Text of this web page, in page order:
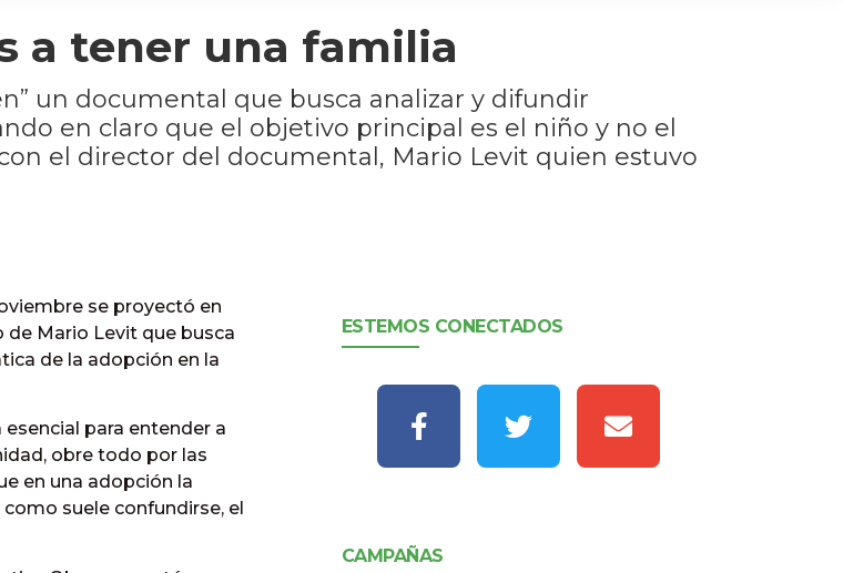
a tener una familia
un documental que busca analizar y difundir
en claro que el objetivo principal es el niño y no el
el director del documental, Mario Levit quien estuvo
se proyectó en
de Mario Levit que busca
de la adopción en la
para entender a
obre todo por las
en una adopción la
suele confundirse, el
ESTEMOS CONECTADOS
CAMPAÑAS